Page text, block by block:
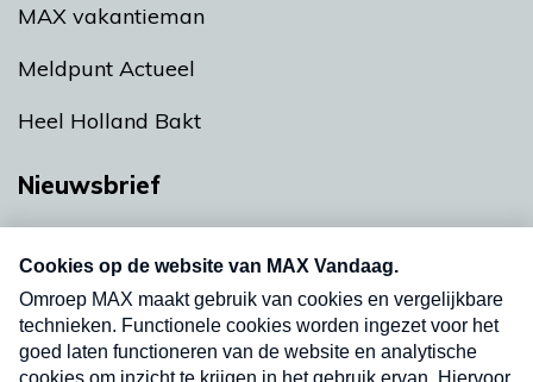
MAX vakantieman
Meldpunt Actueel
Heel Holland Bakt
Nieuwsbrief
nieuwsbrief. Elke vrijdag- en dinsdagochtend in
uw mailbox.
Verzend